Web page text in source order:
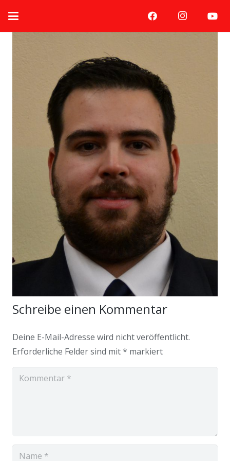
Schreibe einen Kommentar
Deine E-Mail-Adresse wird nicht veröffentlicht.
Erforderliche Felder sind mit* markiert